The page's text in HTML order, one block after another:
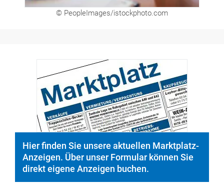
© PeopleImages/istockphoto.com
Hier finden Sie unsere aktuellen Marktplatz-
Anzeigen. Über unser Formular können Sie
direkt eigene Anzeigen buchen.